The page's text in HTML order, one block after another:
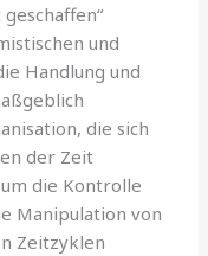
und
Handlung und
die sich
der Zeit
die Kontrolle
Manipulation von
Zeitzyklen